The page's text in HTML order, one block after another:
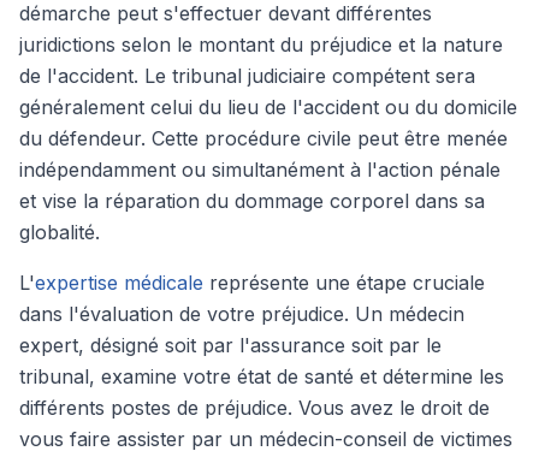
démarche peut s'effectuer devant différentes
juridictions selon le montant du préjudice et la nature
de l'accident. Le tribunal judiciaire compétent sera
généralement celui du lieu de l'accident ou du domicile
du défendeur. Cette procédure civile peut être menée
indépendamment ou simultanément à l'action pénale
et vise la réparation du dommage corporel dans sa
globalité.
L'expertise médicale représente une étape cruciale
dans l'évaluation de votre préjudice. Un médecin
expert, désigné soit par l'assurance soit par le
tribunal, examine votre état de santé et détermine les
différents postes de préjudice. Vous avez le droit de
vous faire assister par un médecin-conseil de victimes